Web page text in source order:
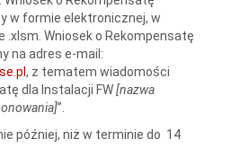
w formie elektronicznej, w
Wniosek o Rekompensatę
na adres e-mail:
, z tematem wiadomości
dla Instalacji FW[nazwa
”.
później, niż w terminie do 14